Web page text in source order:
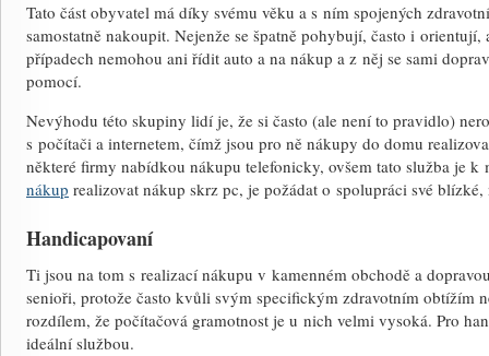
Tato část obyvatel má díky svému věku a s ním spojených
samostatně nakoupit. Nejenže se špatně pohybují, často i
případech nemohou ani řídit auto a na nákup a z něj se sami
pomocí.
Nevýhodu této skupiny lidí je, že si často (ale není to pravidlo)
s počítači a internetem, čímž jsou pro ně nákupy do domu
některé firmy nabídkou nákupu telefonicky, ovšem tato služba je
nákup realizovat nákup skrz pc, je požádat o spolupráci své
Handicapovaní
Ti jsou na tom s realizací nákupu v kamenném obchodě a
senioři, protože často kvůli svým specifickým zdravotním obtížím
rozdílem, že počítačová gramotnost je u nich velmi vysoká. Pro
ideální službou.